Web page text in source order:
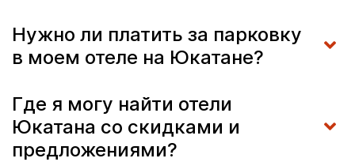
Нужно ли платить за парковку
в моем отеле на Юкатане?
Где я могу найти отели
Юкатана со скидками и
предложениями?